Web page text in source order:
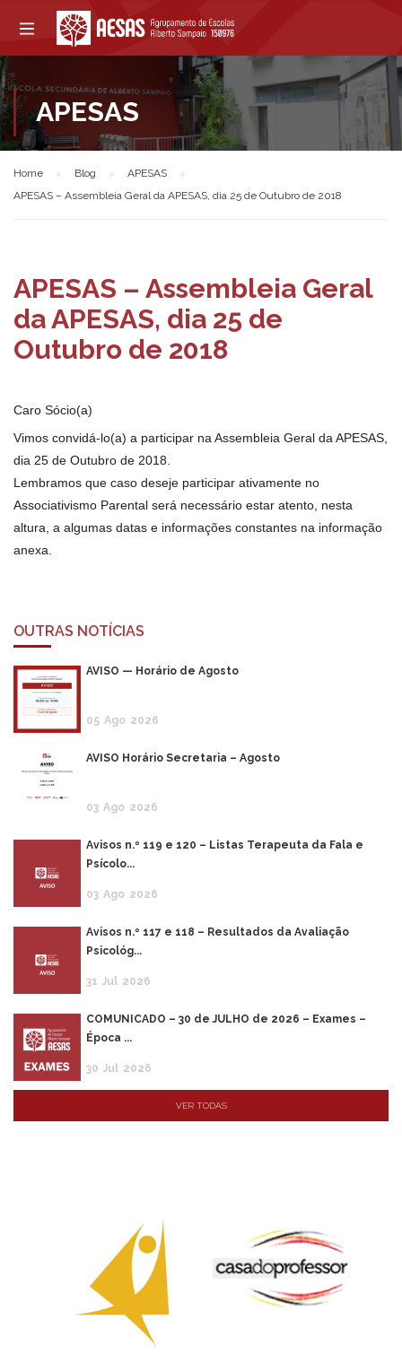
APESAS
Home Blog
APESAS
APESAS – Assembleia Geral da APESAS, dia 25 de Outubro de 2018
APESAS – Assembleia Geral
da APESAS, dia 25 de
Outubro de 2018
Caro Sócio(a)
Vimos convidá-lo(a) a participar na Assembleia Geral da APESAS,
dia 25 de Outubro de 2018.
Lembramos que caso deseje participar ativamente no
Associativismo Parental será necessário estar atento, nesta
altura, a algumas datas e informações constantes na informação
anexa.
OUTRAS NOTÍCIAS
AVISO — Horário de Agosto
05 Ago 2026
AVISO Horário Secretaria – Agosto
03 Ago 2026
Avisos n.º 119 e 120 – Listas Terapeuta da Fala e
Psícolo...
03 Ago 2026
Avisos n.º 117 e 118 – Resultados da Avaliação
Psicológ...
31 Jul 2026
COMUNICADO – 30 de JULHO de 2026 – Exames –
Época ...
30 Jul 2026
VER TODAS